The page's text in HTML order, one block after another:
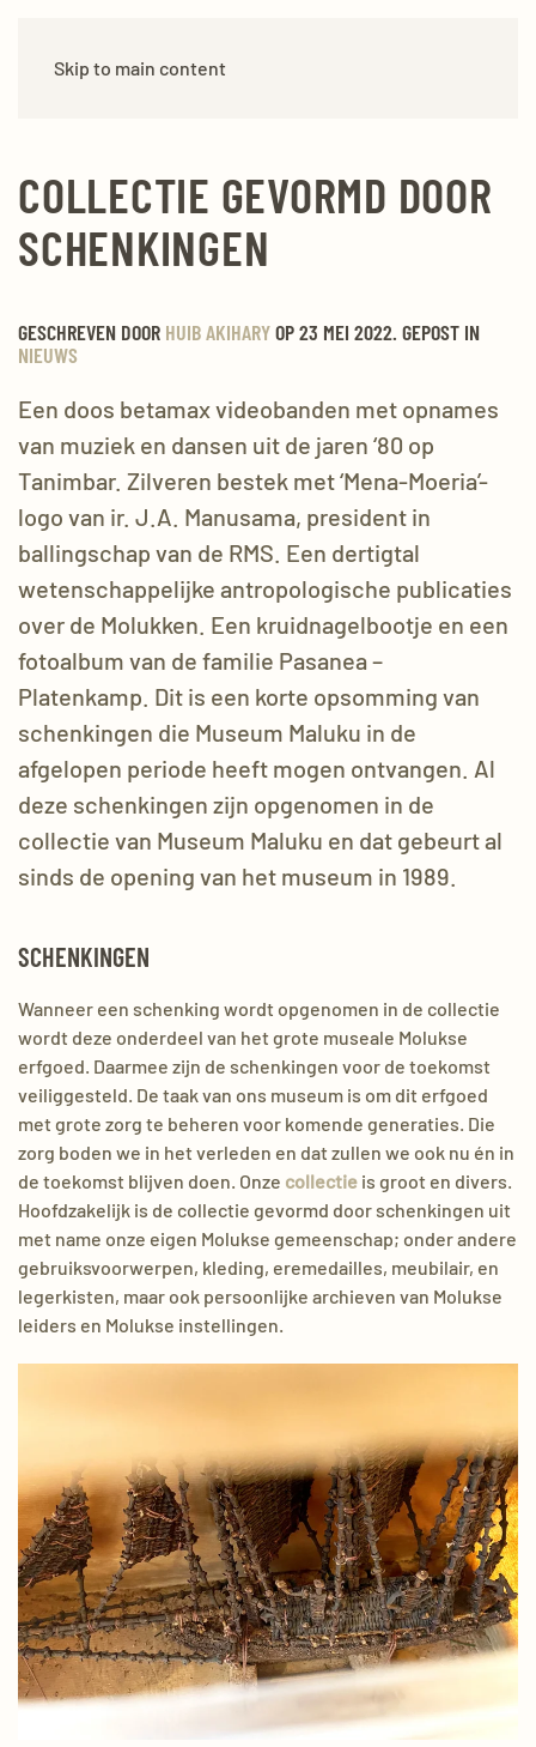
Skip to main content
COLLECTIE GEVORMD DOOR
SCHENKINGEN
GESCHREVEN DOOR HUIB AKIHARYOP 23 MEI 2022. GEPOST IN
NIEUWS
Een doos betamax videobanden met opnames
van muziek en dansen uit de jaren ‘80 op
Tanimbar. Zilveren bestek met ‘Mena-Moeria’-
logo van ir. J.A. Manusama, president in
ballingschap van de RMS. Een dertigtal
wetenschappelijke antropologische publicaties
over de Molukken. Een kruidnagelbootje en een
fotoalbum van de familie Pasanea –
Platenkamp. Dit is een korte opsomming van
schenkingen die Museum Maluku in de
afgelopen periode heeft mogen ontvangen. Al
deze schenkingen zijn opgenomen in de
collectie van Museum Maluku en dat gebeurt al
sinds de opening van het museum in 1989.
SCHENKINGEN
Wanneer een schenking wordt opgenomen in de collectie
wordt deze onderdeel van het grote museale Molukse
erfgoed. Daarmee zijn de schenkingen voor de toekomst
veiliggesteld. De taak van ons museum is om dit erfgoed
met grote zorg te beheren voor komende generaties. Die
zorg boden we in het verleden en dat zullen we ook nu én in
de toekomst blijven doen. Onze collectie is groot en divers.
Hoofdzakelijk is de collectie gevormd door schenkingen uit
met name onze eigen Molukse gemeenschap; onder andere
gebruiksvoorwerpen, kleding, eremedailles, meubilair, en
legerkisten, maar ook persoonlijke archieven van Molukse
leiders en Molukse instellingen.
Cengkehbootje